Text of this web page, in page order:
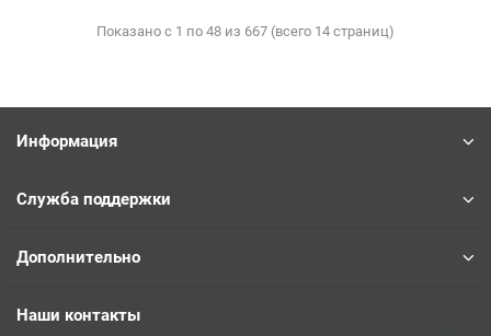
Показано с 1 по 48 из 667 (всего 14 страниц)
Информация
Служба поддержки
Дополнительно
Наши контакты